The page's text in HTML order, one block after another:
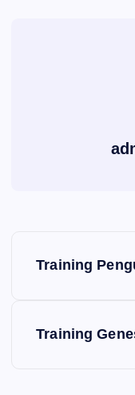
Training
Training